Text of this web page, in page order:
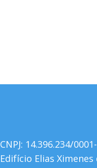
CNPJ: 14.396.234/
Edifício Elias